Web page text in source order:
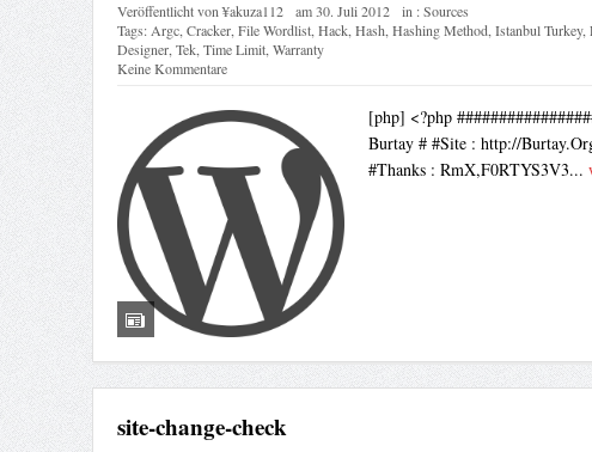
Veröffentlicht von¥akuza112 am30. Juli 2012 in :Sources
Tags:Argc,Cracker,File Wordlist,Hack,Hash,Hashing Method,Istanbul Turkey,
Designer,Tek,Time Limit,Warranty
Keine Kommentare
[php] <?php
Burtay # #Site : http://
#Thanks : RmX,F0RTYS3V3...
site-change-check